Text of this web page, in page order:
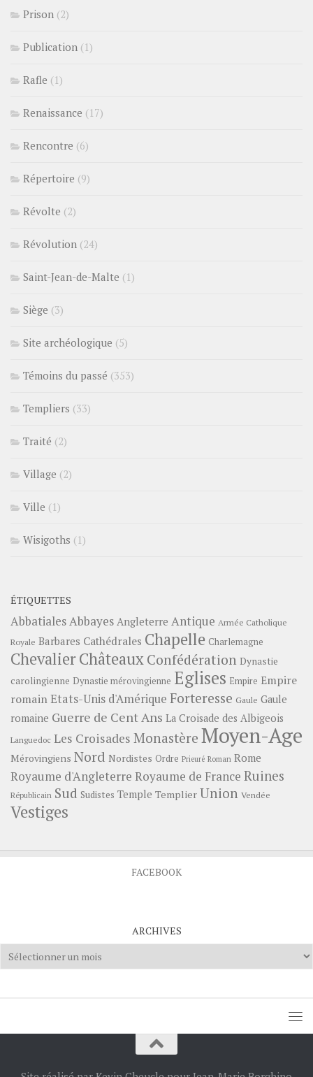
Prison (2)
Publication (1)
Rafle (1)
Renaissance (17)
Rencontre (6)
Répertoire (9)
Révolte (2)
Révolution (24)
Saint-Jean-de-Malte (1)
Siège (3)
Site archéologique (5)
Témoins du passé (353)
Templiers (33)
Traité (2)
Village (2)
Ville (1)
Wisigoths (1)
ÉTIQUETTES
Abbatiales Abbayes Angleterre Antique Armée Catholique
Royale Barbares Cathédrales Chapelle Charlemagne
ChevalierChâteauxConfédération Dynastie
carolingienne Dynastie mérovingienne Eglises Empire Empire
romainEtats-Unis d'Amérique Forteresse Gaule Gaule
romaine Guerre de Cent Ans La Croisade des Albigeois
Languedoc Les Croisades Monastère Moyen-Age
Mérovingiens Nord Nordistes Ordre Prieuré Roman Rome
Royaume d'Angleterre Royaume de France Ruines
Républicain Sud Sudistes Temple Templier Union Vendée
Vestiges
FACEBOOK
ARCHIVES
Archives